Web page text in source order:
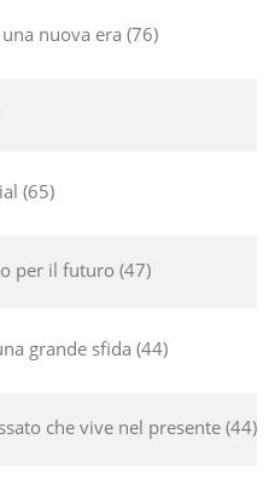
nuova era 76
65
per il futuro 47
grande sfida 44
che vive nel presente 44